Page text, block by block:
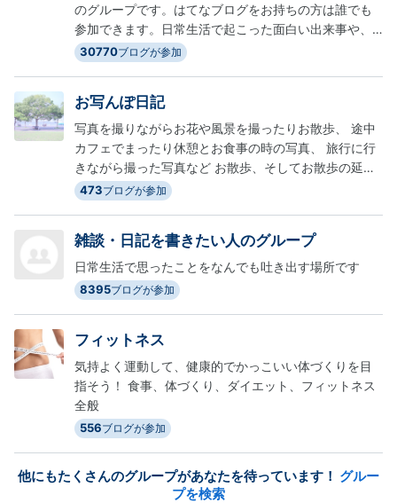
のグループです。はてなブログをお持ちの方は誰でも
参加できます。日常生活で起こった面白い出来事や、
最近気になっているニュース、恋愛の悩みなど、話題
30770ブログが参加
お写んぽ日記
写真を撮りながらお花や風景を撮ったりお散歩、 途中
カフェでまったり休憩とお食事の時の写真、 旅行に行
きながら撮った写真など お散歩、そしてお散歩の延長
で撮った写真を載せるグループです！！
473ブログが参加
雑談・日記を書きたい人のグループ
日常生活で思ったことをなんでも吐き出す場所です
8395ブログが参加
フィットネス
気持よく運動して、健康的でかっこいい体づくりを目
指そう！ 食事、体づくり、ダイエット、フィットネス
全般
556ブログが参加
他にもたくさんのグループがあなたを待っています！ グルー
プを検索